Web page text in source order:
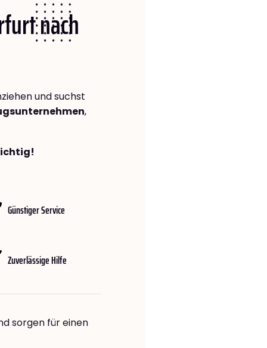
nach
und suchst
,
Günstiger Service
Zuverlässige Hilfe
sorgen für einen